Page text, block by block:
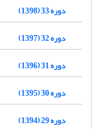
دوره 33 (1398)
دوره 32 (1397)
دوره 31 (1396)
دوره 30 (1395)
دوره 29 (1394)